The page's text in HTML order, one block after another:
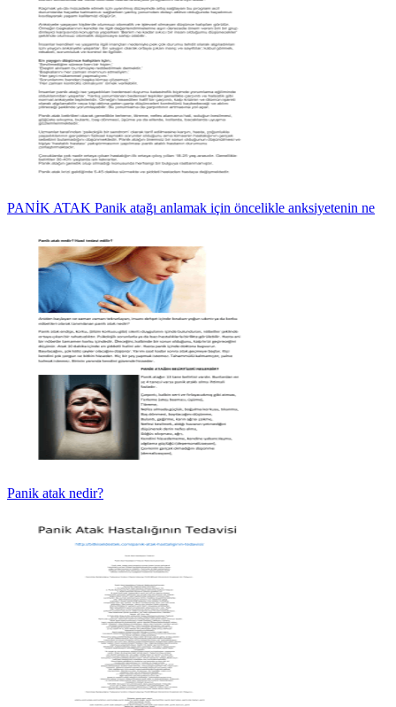
PANİK ATAK Panik atağı anlamak için öncelikle anksiyetenin ne
Panik atak nedir?